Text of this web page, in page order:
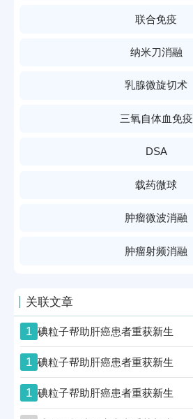
联合免疫
纳米刀消融
乳腺微旋切术
三氧自体血免疫
DSA
载药微球
肿瘤微波消融
肿瘤射频消融
关联文章
1 碘粒子帮助肝癌患者重获新生
1 碘粒子帮助肝癌患者重获新生
1 碘粒子帮助肝癌患者重获新生